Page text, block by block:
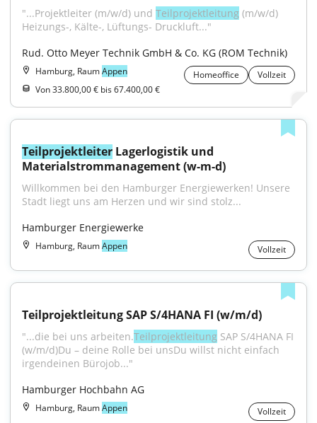
"...Projektleiter (m/w/d) und Teilprojektleitung (m/w/d)
Heizungs-, Kälte-, Lüftungs- Druckluft..."
Rud. Otto Meyer Technik GmbH & Co. KG (ROM Technik)
Hamburg, RaumAppen Homeoffice
Vollzeit
Von 33.800,00 € bis 67.400,00 €
Teilprojektleiter Lagerlogistik und
Materialstrommanagement (w-m-d)
Willkommen bei den Hamburger Energiewerken! Unsere
Stadt liegt uns am Herzen und wir sind stolz...
Hamburger Energiewerke
Hamburg, RaumAppen Vollzeit
Teilprojektleitung SAP S/4HANA FI (w/m/d)
"...die bei uns arbeiten.Teilprojektleitung SAP S/4HANA FI
(w/m/d)Du – deine Rolle bei unsDu willst nicht einfach
irgendeinen Bürojob..."
Hamburger Hochbahn AG
Hamburg, RaumAppen Vollzeit